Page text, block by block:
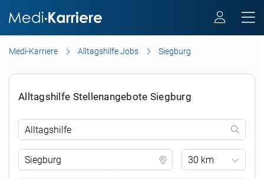
Medi-Karriere Alltagshilfe Jobs Siegburg
Alltagshilfe Stellenangebote Siegburg
30 km